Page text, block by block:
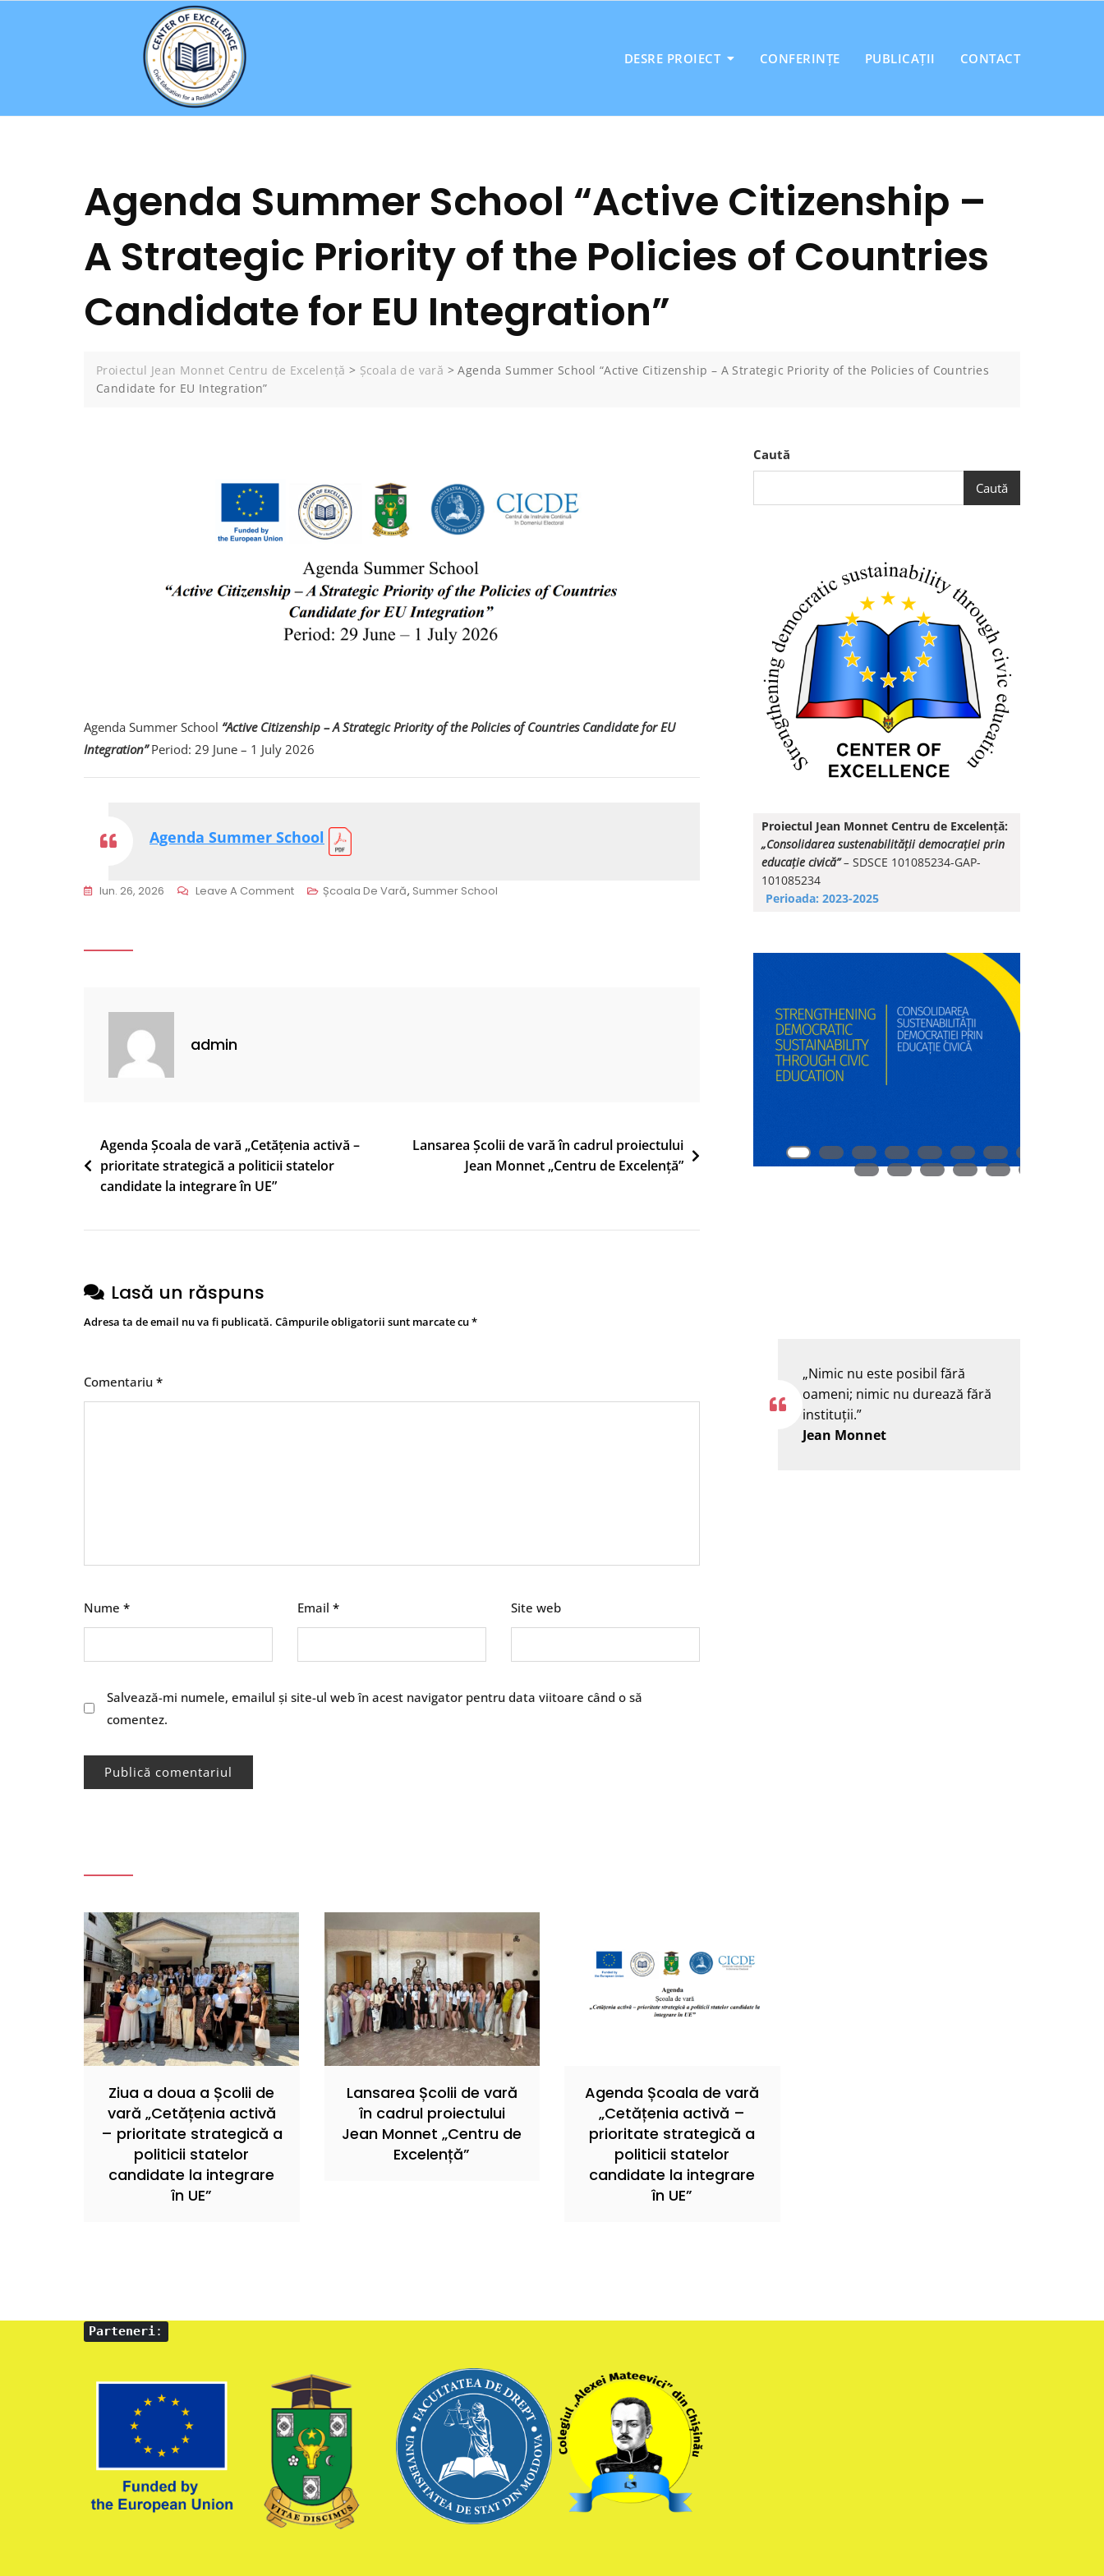
DESRE PROIECT CONFERINȚE PUBLICAȚII CONTACT
Agenda Summer School “Active Citizenship –
A Strategic Priority of the Policies of Countries
Candidate for EU Integration”
Proiectul Jean Monnet Centru de Excelență > Școala de vară >Agenda Summer School “Active Citizenship – A Strategic Priority of the Policies of Countries
Candidate for EU Integration”
Agenda Summer School “Active Citizenship – A Strategic Priority of the Policies of Countries Candidate for EU
Integration”Period: 29 June – 1 July 2026
Agenda Summer School
Iun. 26, 2026 Leave A CommentOn
Policies
Of
For
Școala De Vară, Summer School
admin
Navigare
în
Agenda Școala de vară „Cetățenia activă –
prioritate strategică a politicii statelor
candidate la integrare în UE”
Lansarea Școlii de vară în cadrul proiectului
Jean Monnet „Centru de Excelență”
Lasă un răspuns
Adresa ta de email nu va fi publicată. Câmpurile obligatorii sunt marcate cu*
Comentariu *
Nume * Email * Site web
Salvează-mi numele, emailul și site-ul web în acest navigator pentru data viitoare când o să
comentez.
Caută
Caută
Proiectul Jean Monnet Centru de Excelență:
„Consolidarea sustenabilității democrației prin
educație civică”– SDSCE 101085234-GAP-
101085234
Perioada: 2023-2025
„Nimic nu este posibil fără
oameni; nimic nu durează fără
instituţii.”
Jean Monnet
Ziua a doua a Școlii de
vară „Cetățenia activă
– prioritate strategică a
politicii statelor
candidate la integrare
în UE”
Lansarea Școlii de vară
în cadrul proiectului
Jean Monnet „Centru de
Excelență”
Agenda Școala de vară
„Cetățenia activă –
prioritate strategică a
politicii statelor
candidate la integrare
în UE”
Parteneri: